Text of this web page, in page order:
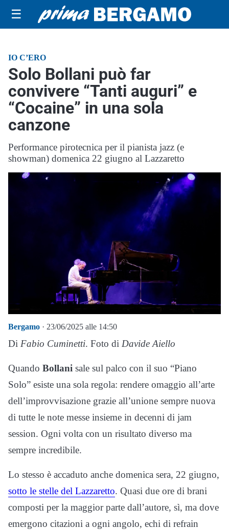
☰
IO C’ERO
Solo Bollani può far
convivere “Tanti auguri” e
“Cocaine” in una sola
canzone
Performance pirotecnica per il pianista jazz (e
showman) domenica 22 giugno al Lazzaretto
Bergamo · 23/06/2025 alle 14:50
Di Fabio Cuminetti. Foto di Davide Aiello
Quando Bollani sale sul palco con il suo “Piano
Solo” esiste una sola regola: rendere omaggio all’arte
dell’improvvisazione grazie all’unione sempre nuova
di tutte le note messe insieme in decenni di jam
session. Ogni volta con un risultato diverso ma
sempre incredibile.
Lo stesso è accaduto anche domenica sera, 22 giugno,
sotto le stelle del Lazzaretto. Quasi due ore di brani
composti per la maggior parte dall’autore, sì, ma dove
emergono citazioni a ogni angolo, echi di refrain